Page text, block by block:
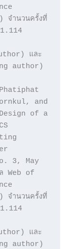
ำนวนครั้งที่
และ
author)
and
of a
3, May
Web of
ำนวนครั้งที่
และ
author)